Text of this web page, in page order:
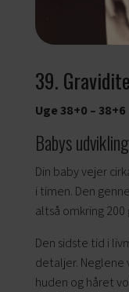
39.
Uge 38+0 – 38+6
Babys
Din baby vejer
i timen. Den
altså omkring 200
Den sidste tid i
detaljer.
huden og håret